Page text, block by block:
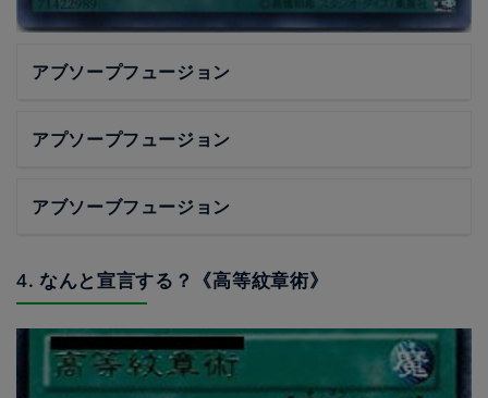
アブソープフュージョン
アプソープフュージョン
アブソーブフュージョン
4. なんと宣言する？《高等紋章術》